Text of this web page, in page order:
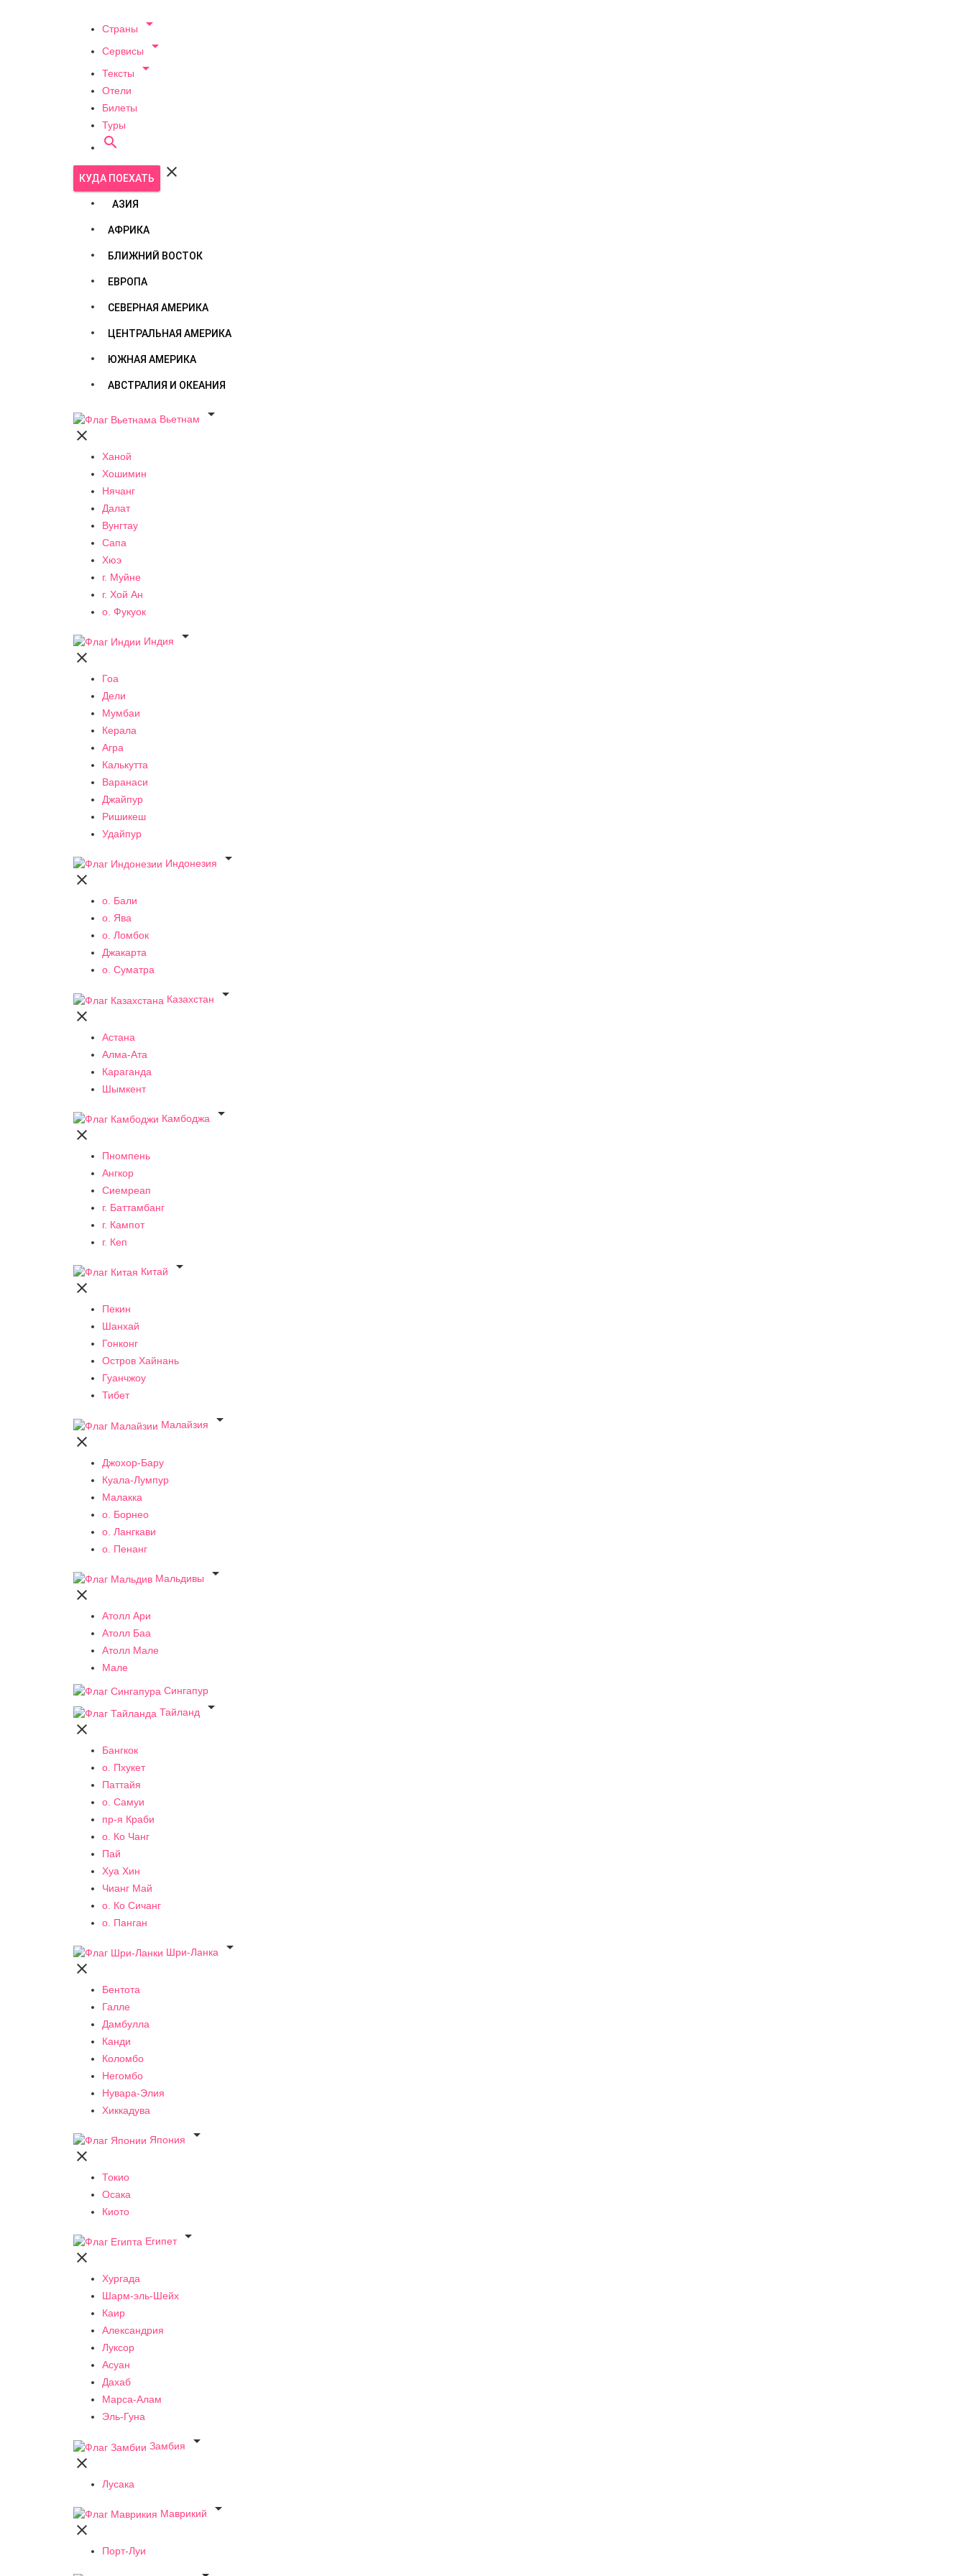
Страны 
Сервисы 
Тексты 
Отели
Билеты
Туры

КУДА ПОЕХАТЬ 
АЗИЯ
АФРИКА
БЛИЖНИЙ ВОСТОК
ЕВРОПА
СЕВЕРНАЯ АМЕРИКА
ЦЕНТРАЛЬНАЯ АМЕРИКА
ЮЖНАЯ АМЕРИКА
АВСТРАЛИЯ И ОКЕАНИЯ
Вьетнам


Ханой
Хошимин
Нячанг
Далат
Вунгтау
Сапа
Хюэ
г. Муйне
г. Хой Ан
о. Фукуок
Индия


Гоа
Дели
Мумбаи
Керала
Агра
Калькутта
Варанаси
Джайпур
Ришикеш
Удайпур
Индонезия


о. Бали
о. Ява
о. Ломбок
Джакарта
о. Суматра
Казахстан


Астана
Алма-Ата
Караганда
Шымкент
Камбоджа


Пномпень
Ангкор
Сиемреап
г. Баттамбанг
г. Кампот
г. Кеп
Китай


Пекин
Шанхай
Гонконг
Остров Хайнань
Гуанчжоу
Тибет
Малайзия


Джохор-Бару
Куала-Лумпур
Малакка
о. Борнео
о. Лангкави
о. Пенанг
Мальдивы


Атолл Ари
Атолл Баа
Атолл Мале
Мале
Сингапур
Тайланд


Бангкок
о. Пхукет
Паттайя
о. Самуи
пр-я Краби
о. Ко Чанг
Пай
Хуа Хин
Чианг Май
о. Ко Сичанг
о. Панган
Шри-Ланка


Бентота
Галле
Дамбулла
Канди
Коломбо
Негомбо
Нувара-Элия
Хиккадува
Япония


Токио
Осака
Киото
Египет


Хургада
Шарм-эль-Шейх
Каир
Александрия
Луксор
Асуан
Дахаб
Марса-Алам
Эль-Гуна
Замбия


Лусака
Маврикий


Порт-Луи